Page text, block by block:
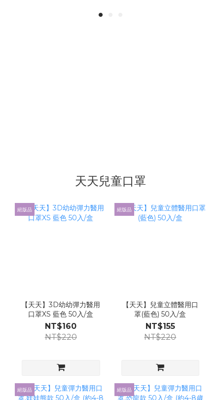
天天兒童口罩
絕版品
【天天】3D幼幼彈力醫用
口罩XS 藍色 50入/盒
NT$160
NT$220
絕版品
【天天】兒童立體醫用口
罩(藍色) 50入/盒
NT$155
NT$220
絕版品 絕版品